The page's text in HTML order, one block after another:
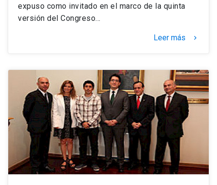
expuso como invitado en el marco de la quinta
versión del Congreso…
Leer más keyboard_arrow_right